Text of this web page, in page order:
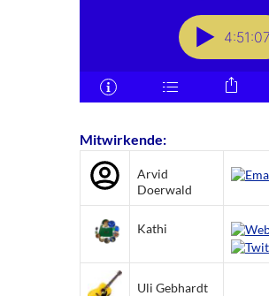
Mitwirkende:
Arvid
Doerwald
Kathi
Uli Gebhardt